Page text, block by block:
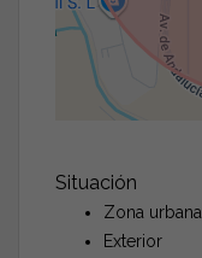
Situación
Zona urbana
Exterior